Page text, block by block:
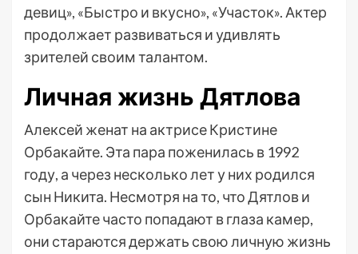
девиц», «Быстро и вкусно», «Участок». Актер
продолжает развиваться и удивлять
зрителей своим талантом.
Личная жизнь Дятлова
Алексей женат на актрисе Кристине
Орбакайте. Эта пара поженилась в 1992
году, а через несколько лет у них родился
сын Никита. Несмотря на то, что Дятлов и
Орбакайте часто попадают в глаза камер,
они стараются держать свою личную жизнь